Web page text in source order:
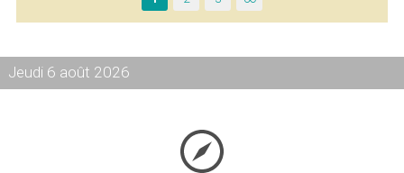
Jeudi 6 août 2026